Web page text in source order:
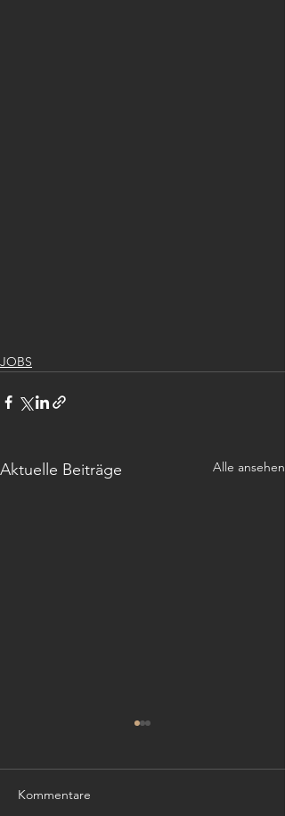
JOBS
Aktuelle Beiträge Alle ansehen
Kommentare